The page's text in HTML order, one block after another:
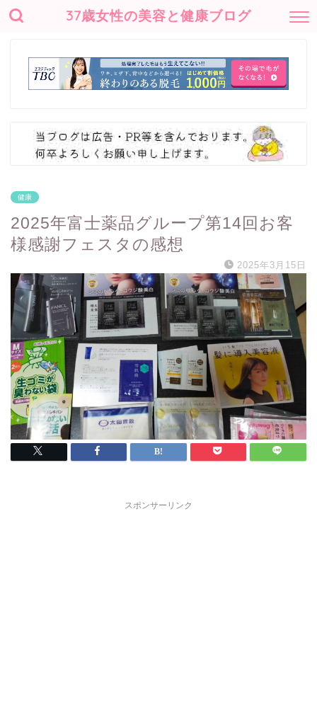
37歳女性の美容と健康ブログ
健康
2025年富士薬品グループ第14回お客
様感謝フェスタの感想
2025年3月15日
スポンサーリンク